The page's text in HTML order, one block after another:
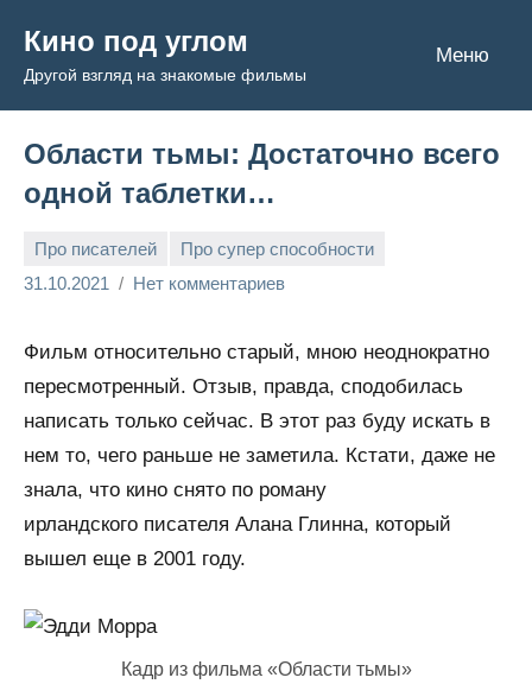
содержимому
Кино под углом
Другой взгляд на знакомые фильмы
Меню
Области тьмы: Достаточно всего
одной таблетки…
Про писателей
Про супер способности
31.10.2021
Admin Нет комментариев
Фильм относительно старый, мною неоднократно
пересмотренный. Отзыв, правда, сподобилась
написать только сейчас. В этот раз буду искать в
нем то, чего раньше не заметила. Кстати, даже не
знала, что кино снято по роману
ирландского писателя Алана Глинна, который
вышел еще в 2001 году.
Кадр из фильма «Области тьмы»